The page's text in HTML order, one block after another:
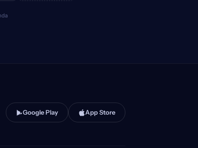
Google Play App Store